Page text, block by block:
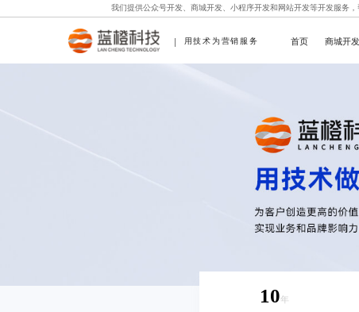
我们提供公众号开发 商城开发 小程序开发和网站开发等开发服务，
用技术为营销服务 首页 商城开发
10年